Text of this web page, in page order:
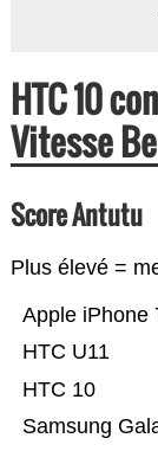
HTC 10
Vitesse
Score Antutu
Plus élevé =
Samsung
HTC 10
HTC U11
Apple iPhone